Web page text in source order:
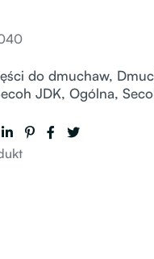
do dmuchaw,
JDK, Ogólna,